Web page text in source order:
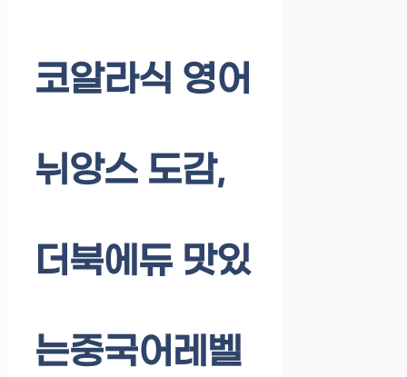
코알라식 영어
뉘앙스 도감,
더북에듀 맛있
는중국어레벨